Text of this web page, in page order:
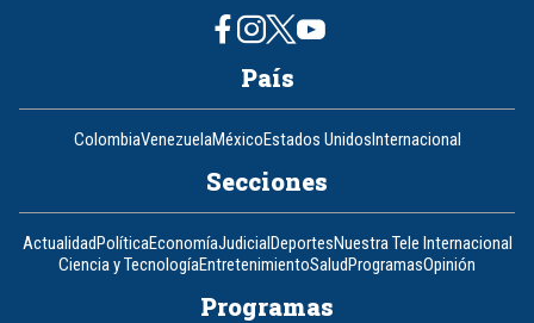
País
ColombiaVenezuelaMéxicoEstados UnidosInternacional
Secciones
ActualidadPolíticaEconomíaJudicialDeportesNuestra Tele Internacional
Ciencia y TecnologíaEntretenimientoSaludProgramasOpinión
Programas